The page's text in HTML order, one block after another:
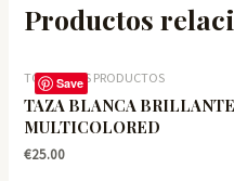
Productos
Save
TODOS LOS PRODUCTOS
TAZA BLANCA
MULTICOLORED
€25.00